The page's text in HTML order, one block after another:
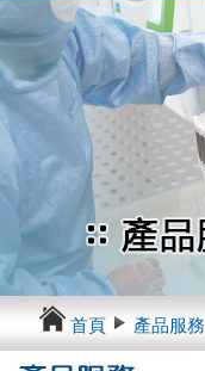
首頁 產品服務